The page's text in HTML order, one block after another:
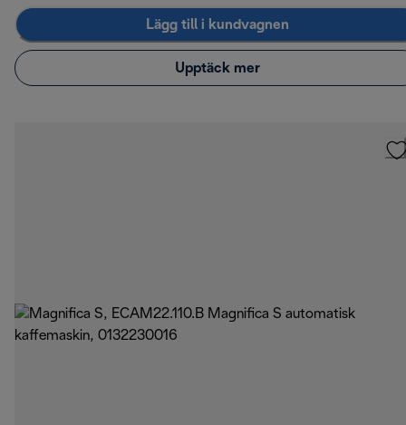
Lägg till i kundvagnen
Upptäck mer